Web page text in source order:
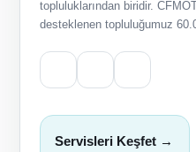
topluluklarından biridir.
desteklenen topluluğumuz
Servisleri Keşfet →